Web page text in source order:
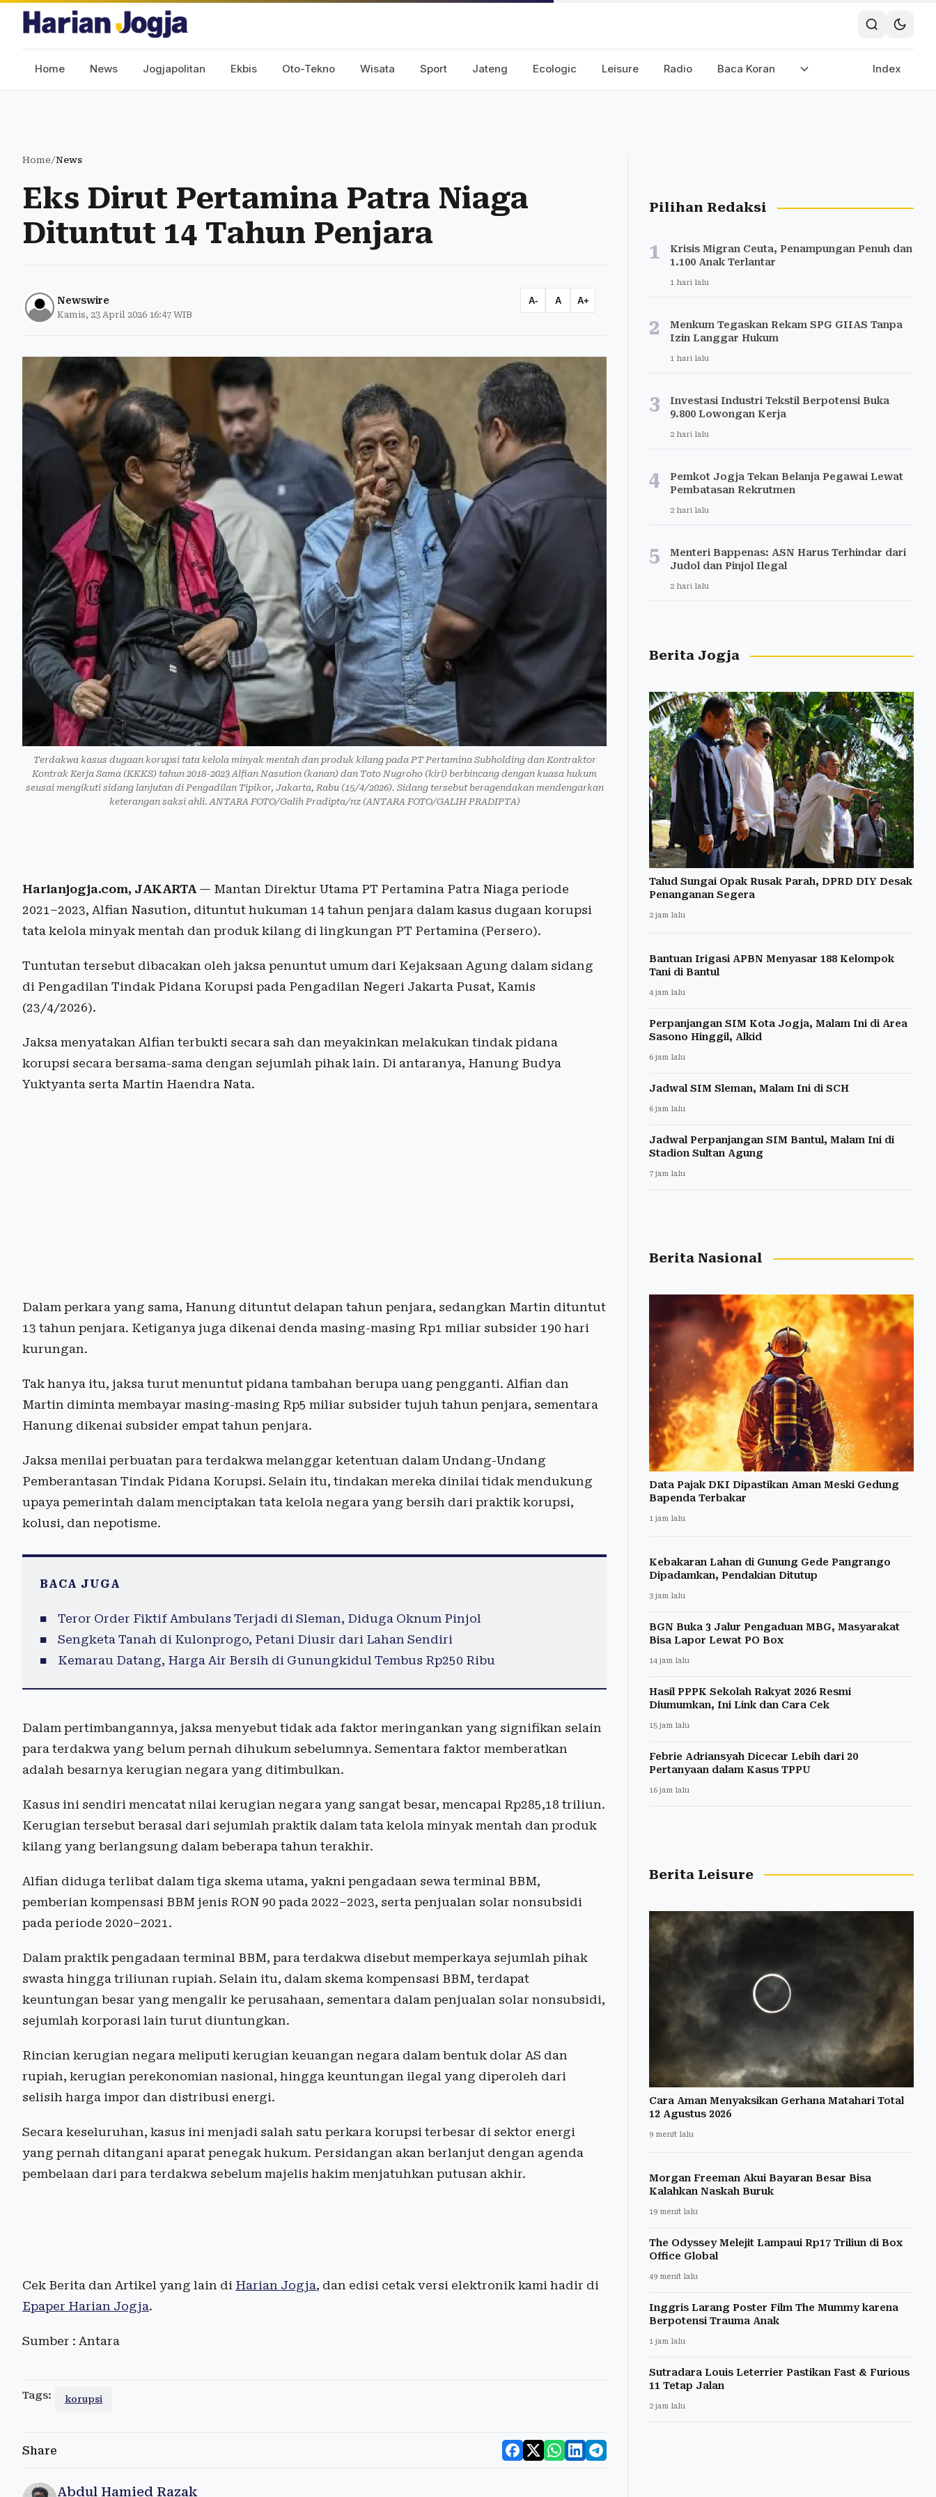
Home News Jogjapolitan Ekbis Oto-Tekno Wisata Sport Jateng Ecologic Leisure Radio Baca Koran Index
Home/News
Eks Dirut Pertamina Patra Niaga
Dituntut 14 Tahun Penjara
Newswire
Kamis, 23 April 2026 16:47 WIB
A- A A+
Terdakwa kasus dugaan korupsi tata kelola minyak mentah dan produk kilang pada PT Pertamina Subholding dan Kontraktor
Kontrak Kerja Sama (KKKS) tahun 2018-2023 Alfian Nasution (kanan) dan Toto Nugroho (kiri) berbincang dengan kuasa hukum
seusai mengikuti sidang lanjutan di Pengadilan Tipikor, Jakarta, Rabu (15/4/2026). Sidang tersebut beragendakan mendengarkan
keterangan saksi ahli. ANTARA FOTO/Galih Pradipta/nz (ANTARA FOTO/GALIH PRADIPTA)
Harianjogja.com, JAKARTA— Mantan Direktur Utama PT Pertamina Patra Niaga periode
2021–2023, Alfian Nasution, dituntut hukuman 14 tahun penjara dalam kasus dugaan korupsi
tata kelola minyak mentah dan produk kilang di lingkungan PT Pertamina (Persero).
Tuntutan tersebut dibacakan oleh jaksa penuntut umum dari Kejaksaan Agung dalam sidang
di Pengadilan Tindak Pidana Korupsi pada Pengadilan Negeri Jakarta Pusat, Kamis
(23/4/2026).
Jaksa menyatakan Alfian terbukti secara sah dan meyakinkan melakukan tindak pidana
korupsi secara bersama-sama dengan sejumlah pihak lain. Di antaranya, Hanung Budya
Yuktyanta serta Martin Haendra Nata.
Dalam perkara yang sama, Hanung dituntut delapan tahun penjara, sedangkan Martin dituntut
13 tahun penjara. Ketiganya juga dikenai denda masing-masing Rp1 miliar subsider 190 hari
kurungan.
Tak hanya itu, jaksa turut menuntut pidana tambahan berupa uang pengganti. Alfian dan
Martin diminta membayar masing-masing Rp5 miliar subsider tujuh tahun penjara, sementara
Hanung dikenai subsider empat tahun penjara.
Jaksa menilai perbuatan para terdakwa melanggar ketentuan dalam Undang-Undang
Pemberantasan Tindak Pidana Korupsi. Selain itu, tindakan mereka dinilai tidak mendukung
upaya pemerintah dalam menciptakan tata kelola negara yang bersih dari praktik korupsi,
kolusi, dan nepotisme.
BACA JUGA
Teror Order Fiktif Ambulans Terjadi di Sleman, Diduga Oknum Pinjol
Sengketa Tanah di Kulonprogo, Petani Diusir dari Lahan Sendiri
Kemarau Datang, Harga Air Bersih di Gunungkidul Tembus Rp250 Ribu
Dalam pertimbangannya, jaksa menyebut tidak ada faktor meringankan yang signifikan selain
para terdakwa yang belum pernah dihukum sebelumnya. Sementara faktor memberatkan
adalah besarnya kerugian negara yang ditimbulkan.
Kasus ini sendiri mencatat nilai kerugian negara yang sangat besar, mencapai Rp285,18 triliun.
Kerugian tersebut berasal dari sejumlah praktik dalam tata kelola minyak mentah dan produk
kilang yang berlangsung dalam beberapa tahun terakhir.
Alfian diduga terlibat dalam tiga skema utama, yakni pengadaan sewa terminal BBM,
pemberian kompensasi BBM jenis RON 90 pada 2022–2023, serta penjualan solar nonsubsidi
pada periode 2020–2021.
Dalam praktik pengadaan terminal BBM, para terdakwa disebut memperkaya sejumlah pihak
swasta hingga triliunan rupiah. Selain itu, dalam skema kompensasi BBM, terdapat
keuntungan besar yang mengalir ke perusahaan, sementara dalam penjualan solar nonsubsidi,
sejumlah korporasi lain turut diuntungkan.
Rincian kerugian negara meliputi kerugian keuangan negara dalam bentuk dolar AS dan
rupiah, kerugian perekonomian nasional, hingga keuntungan ilegal yang diperoleh dari
selisih harga impor dan distribusi energi.
Secara keseluruhan, kasus ini menjadi salah satu perkara korupsi terbesar di sektor energi
yang pernah ditangani aparat penegak hukum. Persidangan akan berlanjut dengan agenda
pembelaan dari para terdakwa sebelum majelis hakim menjatuhkan putusan akhir.
Cek Berita dan Artikel yang lain di Harian Jogja, dan edisi cetak versi elektronik kami hadir di
Epaper Harian Jogja.
Sumber : Antara
Tags: korupsi
Share
Abdul Hamied Razak
Pilihan Redaksi
1
Krisis Migran Ceuta, Penampungan Penuh dan
1.100 Anak Terlantar
1 hari lalu
2
Menkum Tegaskan Rekam SPG GIIAS Tanpa
Izin Langgar Hukum
1 hari lalu
3
Investasi Industri Tekstil Berpotensi Buka
9.800 Lowongan Kerja
2 hari lalu
4
Pemkot Jogja Tekan Belanja Pegawai Lewat
Pembatasan Rekrutmen
2 hari lalu
5
Menteri Bappenas: ASN Harus Terhindar dari
Judol dan Pinjol Ilegal
2 hari lalu
Berita Jogja
Talud Sungai Opak Rusak Parah, DPRD DIY Desak
Penanganan Segera
2 jam lalu
Bantuan Irigasi APBN Menyasar 188 Kelompok
Tani di Bantul
4 jam lalu
Perpanjangan SIM Kota Jogja, Malam Ini di Area
Sasono Hinggil, Alkid
6 jam lalu
Jadwal SIM Sleman, Malam Ini di SCH
6 jam lalu
Jadwal Perpanjangan SIM Bantul, Malam Ini di
Stadion Sultan Agung
7 jam lalu
Berita Nasional
Data Pajak DKI Dipastikan Aman Meski Gedung
Bapenda Terbakar
1 jam lalu
Kebakaran Lahan di Gunung Gede Pangrango
Dipadamkan, Pendakian Ditutup
3 jam lalu
BGN Buka 3 Jalur Pengaduan MBG, Masyarakat
Bisa Lapor Lewat PO Box
14 jam lalu
Hasil PPPK Sekolah Rakyat 2026 Resmi
Diumumkan, Ini Link dan Cara Cek
15 jam lalu
Febrie Adriansyah Dicecar Lebih dari 20
Pertanyaan dalam Kasus TPPU
16 jam lalu
Berita Leisure
Cara Aman Menyaksikan Gerhana Matahari Total
12 Agustus 2026
9 menit lalu
Morgan Freeman Akui Bayaran Besar Bisa
Kalahkan Naskah Buruk
19 menit lalu
The Odyssey Melejit Lampaui Rp17 Triliun di Box
Office Global
49 menit lalu
Inggris Larang Poster Film The Mummy karena
Berpotensi Trauma Anak
1 jam lalu
Sutradara Louis Leterrier Pastikan Fast & Furious
11 Tetap Jalan
2 jam lalu